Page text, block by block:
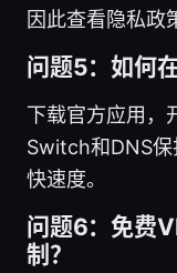
因此查看隐私政
问题5：如何
下载官方应用，
Switch和DNS保
快速度。
问题6：免费
制？